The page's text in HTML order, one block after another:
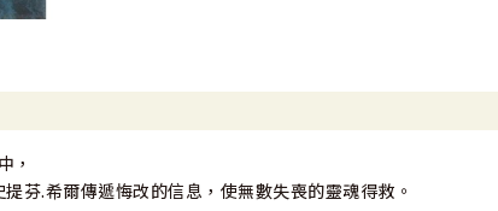
，
芬.希爾傳遞悔改的信息，使無數失喪的靈魂得救。